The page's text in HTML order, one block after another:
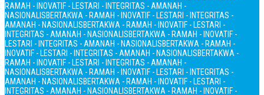
RAMAH - INOVATIF - LESTARI - INTEGRITAS - AMANAH -
NASIONALISBERTAKWA - RAMAH - INOVATIF - LESTARI - INTEGRITAS -
AMANAH - NASIONALISBERTAKWA - RAMAH - INOVATIF - LESTARI -
INTEGRITAS - AMANAH - NASIONALISBERTAKWA - RAMAH - INOVATIF -
LESTARI - INTEGRITAS - AMANAH - NASIONALISBERTAKWA - RAMAH -
INOVATIF - LESTARI - INTEGRITAS - AMANAH - NASIONALISBERTAKWA -
RAMAH - INOVATIF - LESTARI - INTEGRITAS - AMANAH -
NASIONALISBERTAKWA - RAMAH - INOVATIF - LESTARI - INTEGRITAS -
AMANAH - NASIONALISBERTAKWA - RAMAH - INOVATIF - LESTARI -
INTEGRITAS - AMANAH - NASIONALISBERTAKWA - RAMAH - INOVATIF -